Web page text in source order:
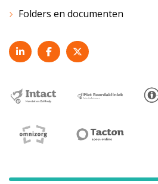
Folders en documenten